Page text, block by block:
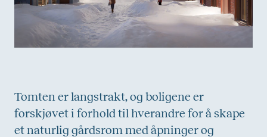
Tomten er langstrakt, og boligene er
forskjøvet i forhold til hverandre for å skape
et naturlig gårdsrom med åpninger og